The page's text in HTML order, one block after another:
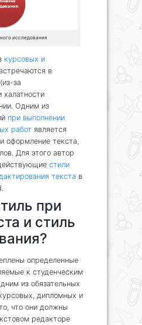
исследования
курсовых и
встречаются в
за
халатности
Одним из
при выполнении
работ является
оформление текста,
Для этого автор
стили
текста в
при
и стиль
определенные
к студенческим
из обязательных
дипломных и
что они должны
редакторе